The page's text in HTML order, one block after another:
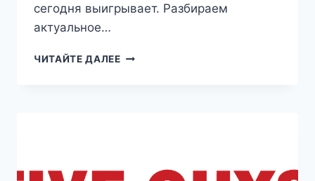
сегодня выигрывает. Разбираем
актуальное…
ЧИТАЙТЕ ДАЛЕЕМЕНЮ
СКРЫТЫЕ